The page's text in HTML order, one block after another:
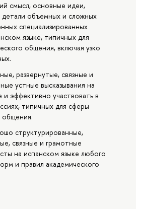
смысл, основные идеи,
объемных и сложных
специализированных
языке, типичных для
общения, включая узко
развернутые, связные и
устные высказывания на
и эффективно участвовать в
типичных для сферы
общения.
структурированные,
связные и грамотные
на испанском языке любого
и правил академического